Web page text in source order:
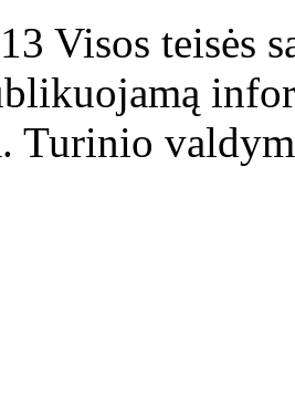
Visos teisės
Turinio